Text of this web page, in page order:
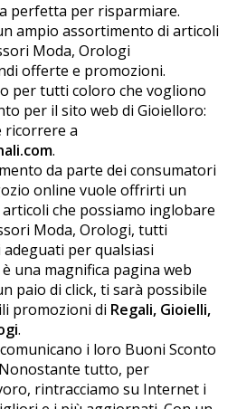
perfetta per risparmiare.
ampio assortimento di articoli
Moda, Orologi
offerte e promozioni.
per tutti coloro che vogliono
per il sito web di Gioielloro:
ricorrere a
.
da parte dei consumatori
online vuole offrirti un
che possiamo inglobare
Moda, Orologi, tutti
per qualsiasi
una magnifica pagina web
paio di click, ti sarà possibile
promozioni di Regali, Gioielli,
.
i loro Buoni Sconto
tutto, per
rintracciamo su Internet i